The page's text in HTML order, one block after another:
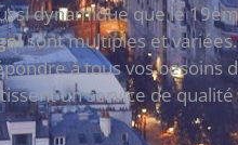
dynamique que le
sont multiples et
à tous vos
un service de